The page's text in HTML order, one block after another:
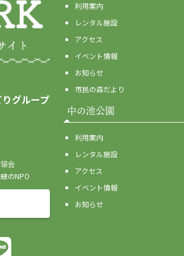
グループ
会
のNPO
利用案内
レンタル施設
アクセス
イベント情報
お知らせ
市民の森だより
中の池公園
利用案内
レンタル施設
アクセス
イベント情報
お知らせ